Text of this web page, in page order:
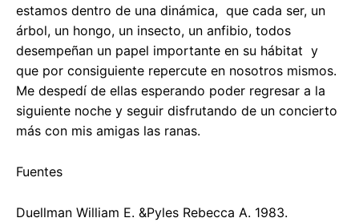
estamos dentro de una dinámica, que cada ser, un
árbol, un hongo, un insecto, un anfibio, todos
desempeñan un papel importante en su hábitat y
que por consiguiente repercute en nosotros mismos.
Me despedí de ellas esperando poder regresar a la
siguiente noche y seguir disfrutando de un concierto
más con mis amigas las ranas.
Fuentes
Duellman William E. &Pyles Rebecca A. 1983.